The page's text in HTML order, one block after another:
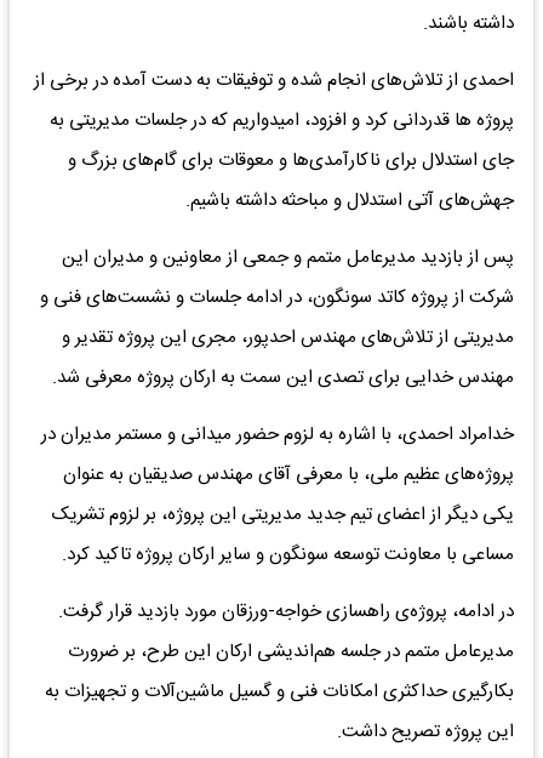
داشته باشند.
احمدی از تلاش‌های انجام شده و توفیقات به دست آمده در برخی از
پروژه ها قدردانی کرد و افزود، امیدواریم که در جلسات مدیریتی به
جای استدلال برای ناکارآمدی‌ها و معوقات برای گام‌های بزرگ و
جهش‌های آتی استدلال و مباحثه داشته باشیم.
پس از بازدید مدیرعامل متمم و جمعی از معاونین و مدیران این
شرکت از پروژه کاتد سونگون، در ادامه جلسات و نشست‌های فنی و
مدیریتی از تلاش‌های مهندس احدپور، مجری این پروژه تقدیر و
مهندس خدایی برای تصدی این سمت به ارکان پروژه معرفی شد.
خدامراد احمدی، با اشاره به لزوم حضور میدانی و مستمر مدیران در
پروژه‌های عظیم ملی، با معرفی آقای مهندس صدیقیان به عنوان
یکی دیگر از اعضای تیم جدید مدیریتی این پروژه، بر لزوم تشریک
مساعی با معاونت توسعه سونگون و سایر ارکان پروژه تاکید کرد.
در ادامه‌، پروژه‌ی راهسازی خواجه-ورزقان مورد بازدید قرار گرفت.
مدیرعامل متمم در جلسه هم‌اندیشی ارکان این طرح، بر ضرورت
بکارگیری حداکثری امکانات فنی و گسیل ماشین‌آلات و تجهیزات به
این پروژه تصریح داشت.